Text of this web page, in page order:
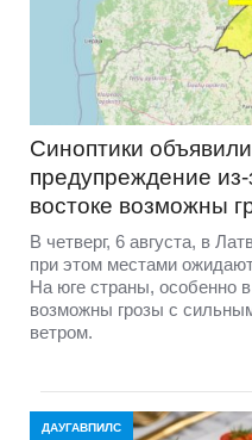
Синоптики
предупреждение
востоке возможны
В четверг, 6 августа, в
при этом местами
На юге страны, особенно
возможны грозы с
ветром.
ДАУГАВПИЛС